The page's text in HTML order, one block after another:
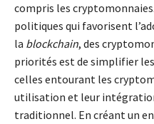
compris les
politiques qui favorisent
la blockchain, des
priorités est de simplifier
celles entourant les
utilisation et leur
traditionnel. En créant un